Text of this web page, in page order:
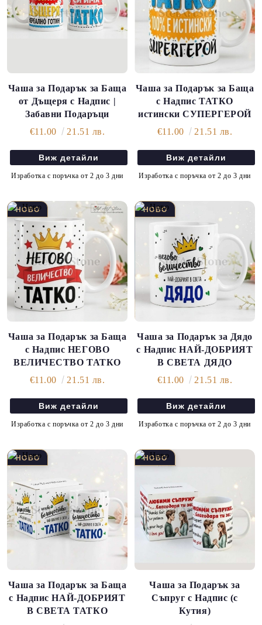
Чаша за Подарък за Баща
от Дъщеря с Надпис |
Забавни Подаръци
€11.00
21.51 лв.
Виж детайли
Изработка с поръчка от 2 до 3 дни
Чаша за Подарък за Баща
с Надпис ТАТКО
истински СУПЕРГЕРОЙ
€11.00
21.51 лв.
Виж детайли
Изработка с поръчка от 2 до 3 дни
Чаша за Подарък за Баща
с Надпис НЕГОВО
ВЕЛИЧЕСТВО ТАТКО
€11.00
21.51 лв.
Виж детайли
Изработка с поръчка от 2 до 3 дни
Чаша за Подарък за Дядо
с Надпис НАЙ-ДОБРИЯТ
В СВЕТА ДЯДО
€11.00
21.51 лв.
Виж детайли
Изработка с поръчка от 2 до 3 дни
Чаша за Подарък за Баща
с Надпис НАЙ-ДОБРИЯТ
В СВЕТА ТАТКО
Чаша за Подарък за
Съпруг с Надпис (с
Кутия)